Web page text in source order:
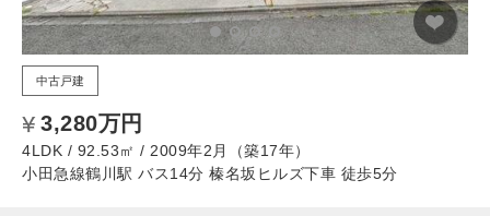
中古戸建
3,280万円
4LDK / 92.53㎡ / 2009年2月（築17年）
小田急線鶴川駅 バス14分 榛名坂ヒルズ下車 徒歩5分